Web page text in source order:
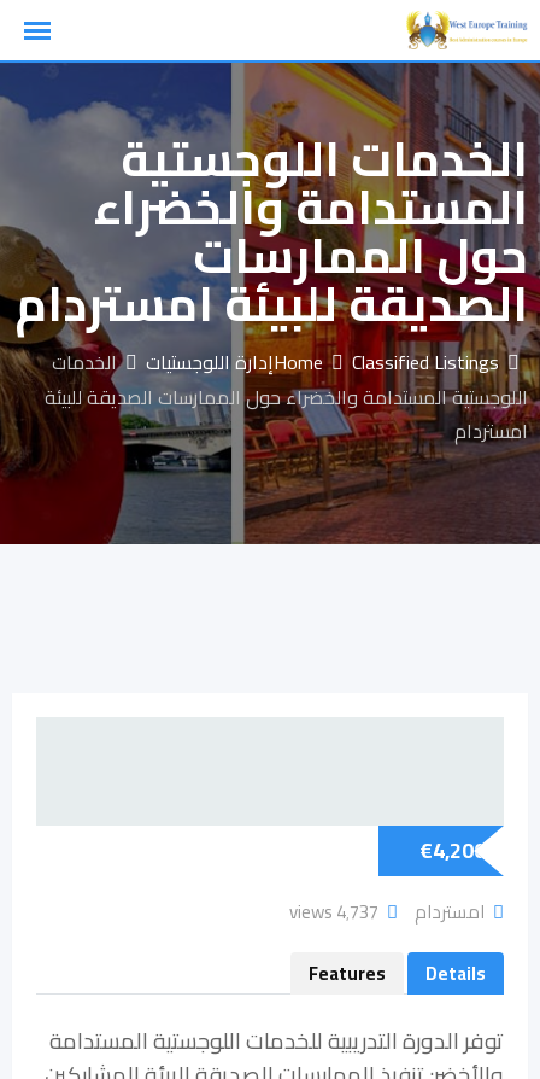
Skip
to
content
الخدمات اللوجستية
المستدامة والخضراء
حول الممارسات
الصديقة للبيئة امستردام
Home Classified Listings إدارة اللوجستيات
الخدمات
اللوجستية المستدامة والخضراء حول الممارسات الصديقة للبيئة
امستردام
€4,200
امستردام
4٬737 views
Details
Features
توفر الدورة التدريبية للخدمات اللوجستية المستدامة